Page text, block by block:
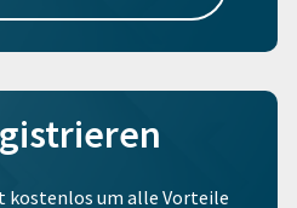
kostenlos um alle Vorteile